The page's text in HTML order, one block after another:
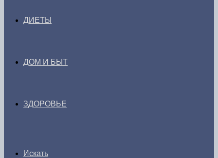
ДИЕТЫ
ДОМ И БЫТ
ЗДОРОВЬЕ
Искать